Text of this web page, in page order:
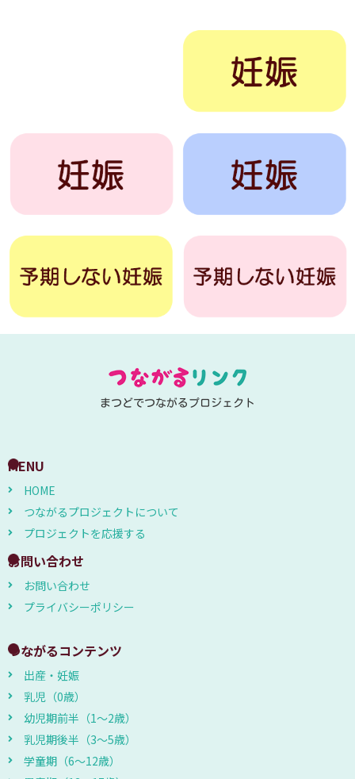
まつどでつながるプロジェクト
MENU
HOME
つながるプロジェクトについて
プロジェクトを応援する
お問い合わせ
お問い合わせ
プライバシーポリシー
つながるコンテンツ
出産・妊娠
乳児（0歳）
幼児期前半（1～2歳）
乳児期後半（3～5歳）
学童期（6～12歳）